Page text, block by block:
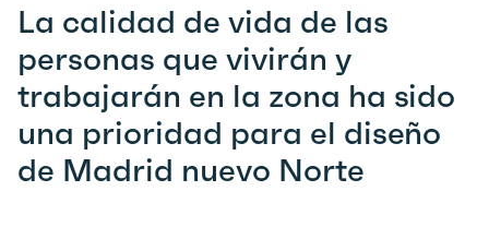
La calidad de vida de las
personas que vivirán y
trabajarán en la zona ha sido
una prioridad para el diseño
de Madrid nuevo Norte